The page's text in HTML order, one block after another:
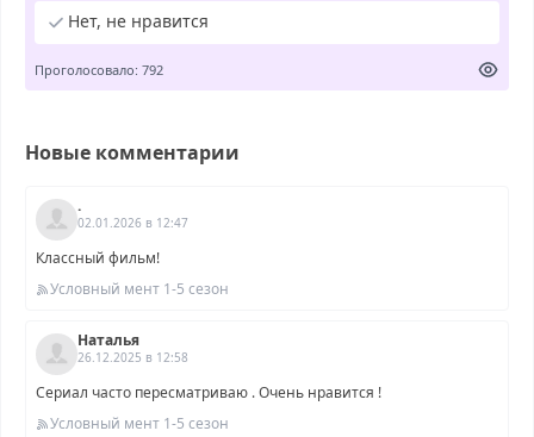
Нет, не нравится
Проголосовало: 792
Новые комментарии
.
02.01.2026 в 12:47
Классный фильм!
Условный мент 1-5 сезон
Наталья
26.12.2025 в 12:58
Сериал часто пересматриваю . Очень нравится !
Условный мент 1-5 сезон